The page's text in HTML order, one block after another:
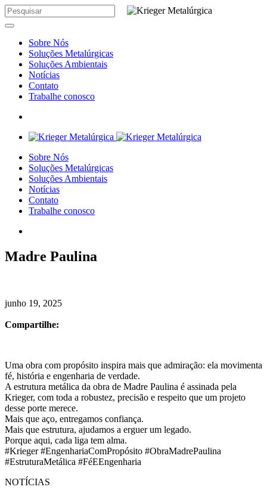
Sobre Nós
Soluções Metalúrgicas
Soluções Ambientais
Notícias
Contato
Trabalhe conosco
Sobre Nós
Soluções Metalúrgicas
Soluções Ambientais
Notícias
Contato
Trabalhe conosco
Madre Paulina
junho 19, 2025
Compartilhe:
Uma obra com propósito inspira mais que admiração: ela movimenta
fé, história e engenharia de verdade.
A estrutura metálica da obra de Madre Paulina é assinada pela
Krieger, com toda a robustez, precisão e respeito que um projeto
desse porte merece.
Mais que aço, entregamos confiança.
Mais que estrutura, ajudamos a erguer um legado.
Porque aqui, cada liga tem alma.
#Krieger #EngenhariaComPropósito #ObraMadrePaulina
#EstruturaMetálica #FéEEngenharia
NOTÍCIAS